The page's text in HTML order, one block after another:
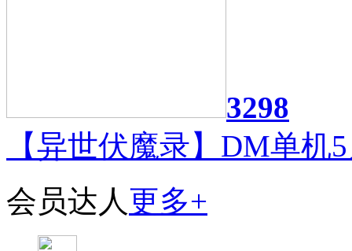
3298
【异世伏魔录】DM单机
会员达人更多+